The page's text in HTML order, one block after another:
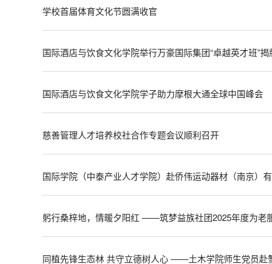
学校首届体育文化节圆满收官
国际酒店与饮食文化学院举行万豪国际集团“卓越英才班”
国际酒店与饮食文化学院学子助力摩根大通全球中国峰会
慈善管理人才培养校社合作专题会议顺利召开
国际学院（中泰产业人才学院）赴侨伟运动器材（南京）
躬行桑梓地，情暖夕阳红 ——筑梦益族社团2025年度为老
同植先锋生态林 共守立德树人心 ——土木学院师生党员赴